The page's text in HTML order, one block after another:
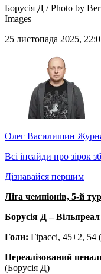
Борусія Д / Photo by
Images
25 листопада 2025,
Олег Василишин
Всі інсайди про зірок
Дізнавайся першим
Ліга чемпіонів, 5-й тур
Борусія Д –
Голи: Гірассі, 45+2,
Нереалізований
(Борусія Д)